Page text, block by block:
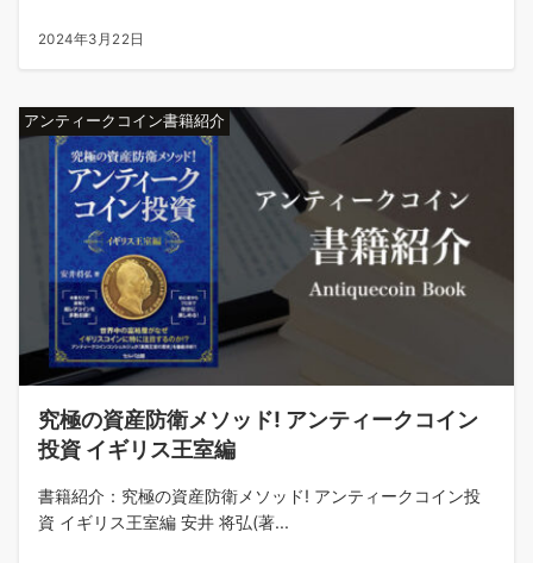
2024年3月22日
アンティークコイン書籍紹介
究極の資産防衛メソッド! アンティークコイン
投資 イギリス王室編
書籍紹介：究極の資産防衛メソッド! アンティークコイン投
資 イギリス王室編 安井 将弘(著...